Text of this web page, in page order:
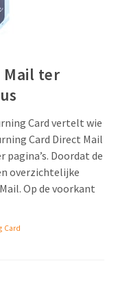
Mail ter
Card vertelt wie
Card Direct Mail
Doordat de
overzichtelijke
Op de voorkant
Card